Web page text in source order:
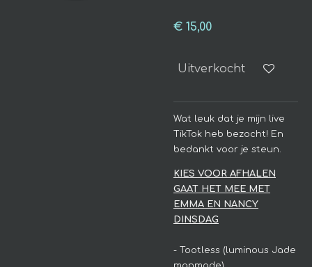
€ 15,00
Uitverkocht
Wat leuk dat je mijn live
TikTok heb bezocht! En
bedankt voor je steun.
KIES VOOR AFHALEN
GAAT HET MEE MET
EMMA EN NANCY
DINSDAG
- Tootless (luminous Jade